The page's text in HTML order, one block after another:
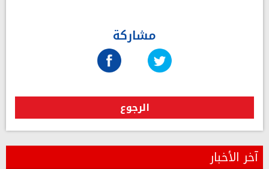
مشاركة
الرجوع
آخر الأخبار